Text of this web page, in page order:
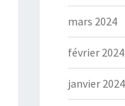
mars 2024
février 2024
janvier 2024